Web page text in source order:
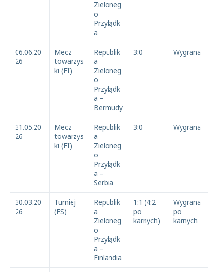
Zieloneg
o
Przylądk
a
06.06.20
26
Mecz
towarzys
ki (FI)
Republik
a
Zieloneg
o
Przylądk
a –
Bermudy
3:0 Wygrana
31.05.20
26
Mecz
towarzys
ki (FI)
Republik
a
Zieloneg
o
Przylądk
a –
Serbia
3:0 Wygrana
30.03.20
26
Turniej
(FS)
Republik
a
Zieloneg
o
Przylądk
a –
Finlandia
1:1 (4:2
po
karnych)
Wygrana
po
karnych